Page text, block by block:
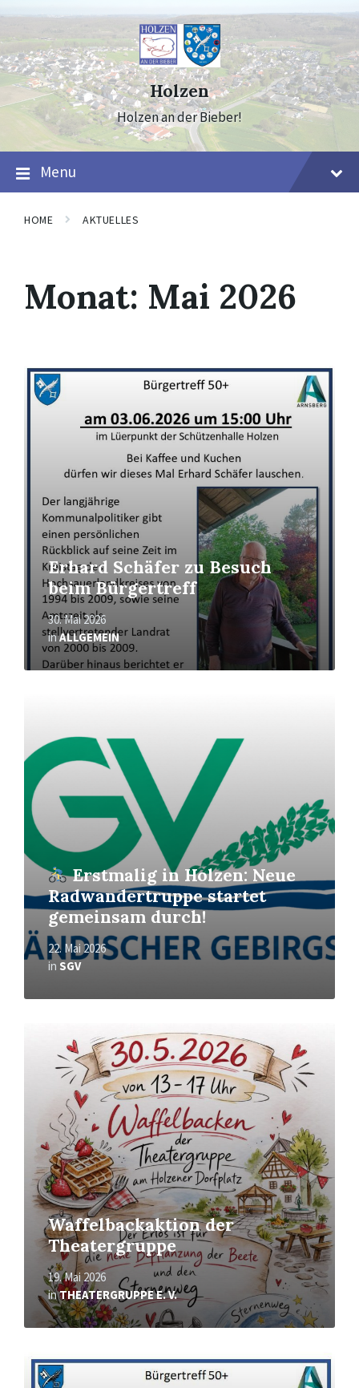
to
content
to
navigation
to
footer
Holzen
Holzen an der Bieber!
Menu
HOME AKTUELLES
Monat: Mai 2026
Erhard Schäfer zu Besuch
beim Bürgertreff
30. Mai 2026
inALLGEMEIN
Mehr
erfahren
Erstmalig in Holzen: Neue
Radwandertruppe startet
gemeinsam durch!
22. Mai 2026
in SGV
Waffelbackaktion der
Theatergruppe
19. Mai 2026
inTHEATERGRUPPE E. V.
erfahren
Mehr
erfahren